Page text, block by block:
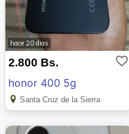
hace 20 dias
2.800 Bs. favorite_border
honor 400 5g
Santa Cruz de la Sierra